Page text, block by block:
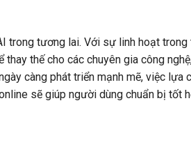
trong tương lai. Với sự linh hoạt trong
thế cho các chuyên gia công
càng phát triển mạnh mẽ, việc lựa
sẽ giúp người dùng chuẩn bị tốt